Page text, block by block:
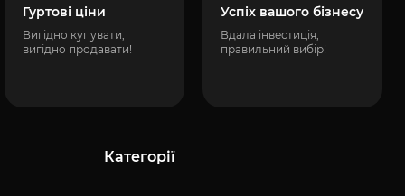
Гуртові ціни
Вигідно купувати,
вигідно продавати!
Успіх вашого бізнесу
Вдала інвестиція,
правильний вибір!
Категорії